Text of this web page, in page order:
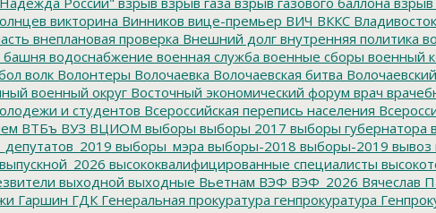
викторина Винников вице-премьер ВИЧ ВККС Владивосток
внеплановая проверка Внешний долг внутренняя политика
башня водоснабжение военная служба военные сборы военный
волк Волонтеры Волочаевка Волочаевская битва
военный округ Восточный экономический форум врач
и студентов Всероссийская перепись населения
ВТБъ ВУЗ ВЦИОМ выборы выборы 2017 выборы губернатора
выборы_мэра выборы-2018 выборы-2019 вывоз
выпускной_2026 высококвалифицированные специалисты
выходной выходные Вьетнам ВЭФ ВЭФ_2026 Вячеслав
Гаршин ГДК Генеральная прокуратура генпрокуратура